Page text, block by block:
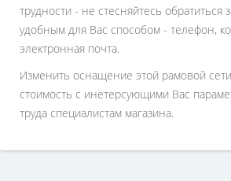
трудности - не стесняйтесь
удобным для Вас способом - телефон,
электронная почта.
Изменить оснащение этой рамовой
стоимость с инетерсующими Вас
труда специалистам магазина.